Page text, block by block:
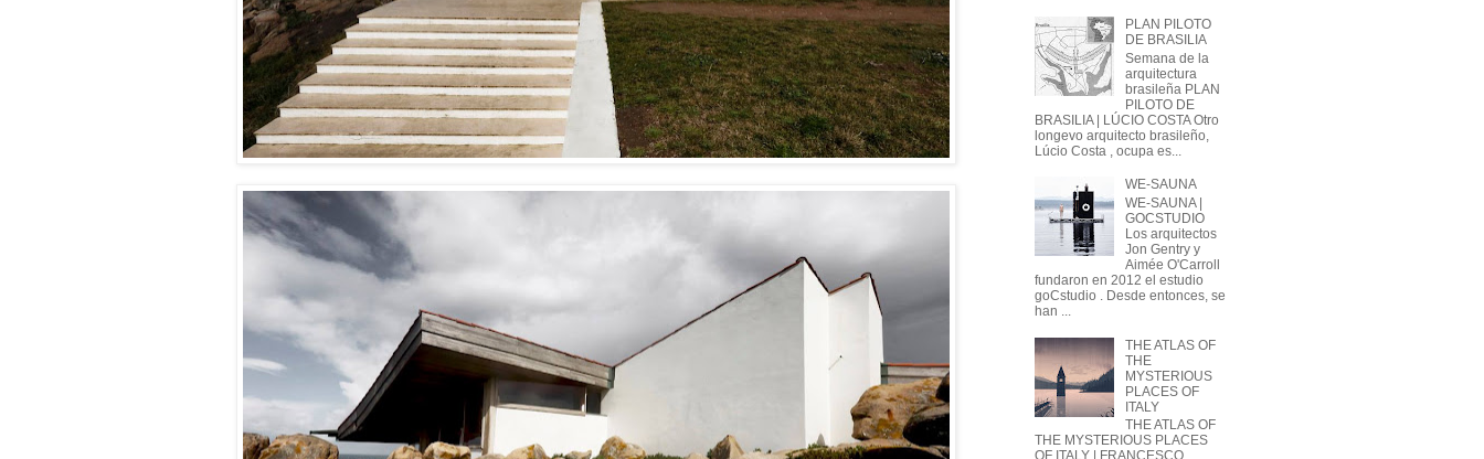
PLAN PILOTO
DE BRASILIA
Semana de la
arquitectura
brasileña PLAN
PILOTO DE
BRASILIA | LÚCIO COSTA Otro
longevo arquitecto brasileño,
Lúcio Costa , ocupa es...
WE-SAUNA
WE-SAUNA |
GOCSTUDIO
Los arquitectos
Jon Gentry y
Aimée O'Carroll
fundaron en 2012 el estudio
goCstudio . Desde entonces, se
han ...
THE ATLAS OF
THE
MYSTERIOUS
PLACES OF
ITALY
THE ATLAS OF
THE MYSTERIOUS PLACES
OF ITALY | FRANCESCO